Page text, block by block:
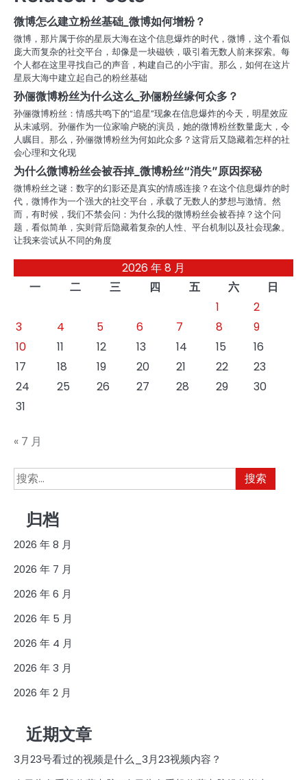
航
微博怎么建立粉丝基础_微博如何增粉？
微博，那片属于你的星辰大海在这个信息爆炸的时代，微博，这个看似
庞大而复杂的社交平台，却像是一块磁铁，吸引着无数人前来探索。每
个人都在这里寻找自己的声音，构建自己的小宇宙。那么，如何在这片
星辰大海中建立起自己的粉丝基础
孙俪微博粉丝为什么这么_孙俪粉丝缘何众多？
孙俪微博粉丝：情感共鸣下的“追星”现象在信息爆炸的今天，明星效应
从未减弱。孙俪作为一位家喻户晓的演员，她的微博粉丝数量庞大，令
人瞩目。那么，孙俪微博粉丝为何如此众多？这背后又隐藏着怎样的社
会心理和文化现
为什么微博粉丝会被吞掉_微博粉丝“消失”原因探秘
微博粉丝之谜：数字的幻影还是真实的情感连接？在这个信息爆炸的时
代，微博作为一个强大的社交平台，承载了无数人的梦想与激情。然
而，有时候，我们不禁会问：为什么我的微博粉丝会被吞掉？这个问
题，看似简单，实则背后隐藏着复杂的人性、平台机制以及社会现象。
让我来尝试从不同的角度
2026 年 8 月
一
二 三 四 五 六
日
1
2
3
4 5 6 7 8
9
10
11 12 13 14 15
16
17
18 19 20 21 22
23
24
25 26 27 28 29
30
31
« 7 月
搜
索：
归档
2026 年 8 月
2026 年 7 月
2026 年 6 月
2026 年 5 月
2026 年 4 月
2026 年 3 月
2026 年 2 月
近期文章
3月23号看过的视频是什么_3月23视频内容？